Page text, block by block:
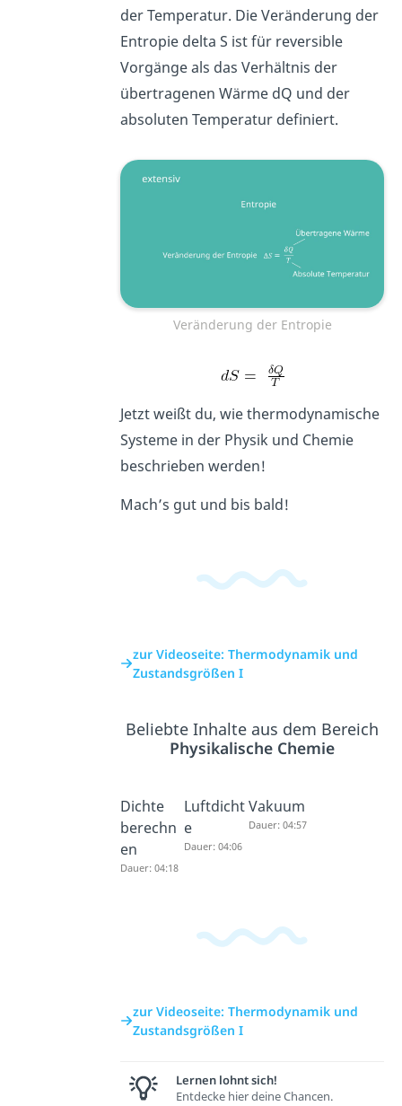
der Temperatur. Die Veränderung der
Entropie delta S ist für reversible
Vorgänge als das Verhältnis der
übertragenen Wärme dQ und der
absoluten Temperatur definiert.
Veränderung der Entropie
Jetzt weißt du, wie thermodynamische
Systeme in der Physik und Chemie
beschrieben werden!
Mach’s gut und bis bald!
zur Videoseite: Thermodynamik und
Zustandsgrößen I
Beliebte Inhalte aus dem Bereich
Physikalische Chemie
Dichte
berechn
en
Dauer: 04:18
Luftdicht
e
Dauer: 04:06
Vakuum
Dauer: 04:57
zur Videoseite: Thermodynamik und
Zustandsgrößen I
Lernen lohnt sich!
Entdecke hier deine Chancen.